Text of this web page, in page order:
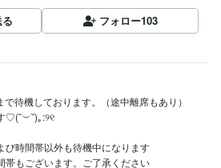
フォロー103
待機しております。（途中離席もあり）
♡(˘︶˘)｡:୨୧
び時間帯以外も待機中になります
帯もございます。ご了承ください